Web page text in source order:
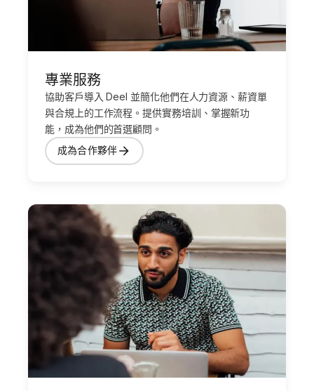
專業服務
協助客戶導入 Deel 並簡化他們在人力資源、薪資單
與合規上的工作流程。提供實務培訓、掌握新功
能，成為他們的首選顧問。
成為合作夥伴